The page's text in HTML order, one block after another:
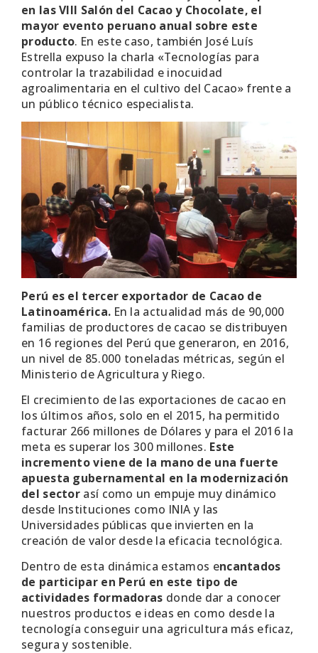
en las VIII Salón del Cacao y Chocolate, el
mayor evento peruano anual sobre este
producto. En este caso, también José Luís
Estrella expuso la charla «Tecnologías para
controlar la trazabilidad e inocuidad
agroalimentaria en el cultivo del Cacao» frente a
un público técnico especialista.
Perú es el tercer exportador de Cacao de
Latinoamérica. En la actualidad más de 90,000
familias de productores de cacao se distribuyen
en 16 regiones del Perú que generaron, en 2016,
un nivel de 85.000 toneladas métricas, según el
Ministerio de Agricultura y Riego.
El crecimiento de las exportaciones de cacao en
los últimos años, solo en el 2015, ha permitido
facturar 266 millones de Dólares y para el 2016 la
meta es superar los 300 millones. Este
incremento viene de la mano de una fuerte
apuesta gubernamental en la modernización
del sector así como un empuje muy dinámico
desde Instituciones como INIA y las
Universidades públicas que invierten en la
creación de valor desde la eficacia tecnológica.
Dentro de esta dinámica estamos encantados
de participar en Perú en este tipo de
actividades formadoras donde dar a conocer
nuestros productos e ideas en como desde la
tecnología conseguir una agricultura más eficaz,
segura y sostenible.